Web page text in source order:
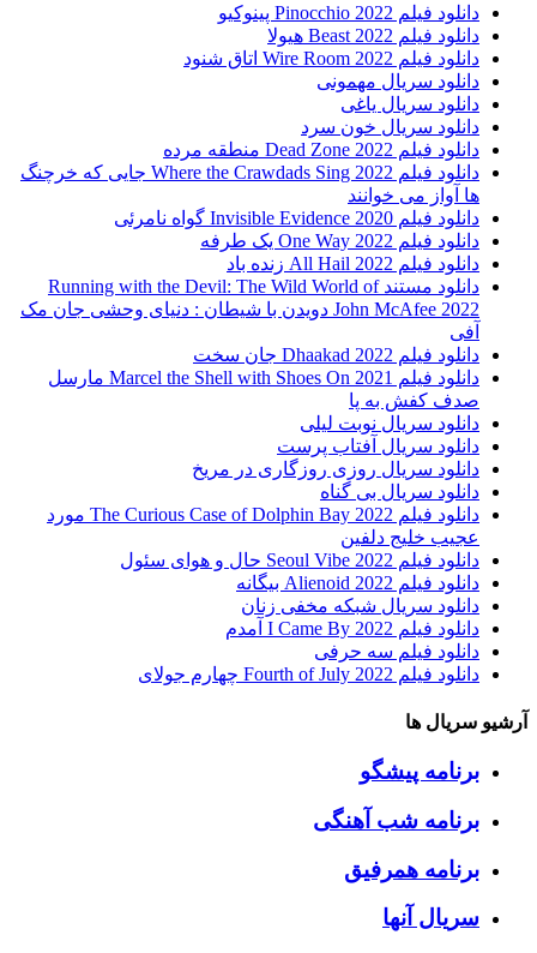
دانلود فیلم Pinocchio 2022 پینوکیو
دانلود فیلم Beast 2022 هیولا
دانلود فیلم Wire Room 2022 اتاق شنود
دانلود سریال مهمونی
دانلود سریال یاغی
دانلود سریال خون سرد
دانلود فیلم 2022 Dead Zone منطقه مرده
دانلود فیلم Where the Crawdads Sing 2022 جایی که خرچنگ
ها آواز می خوانند
دانلود فیلم 2020 Invisible Evidence گواه نامرئی
دانلود فیلم One Way 2022 یک طرفه
دانلود فیلم All Hail 2022 زنده باد
دانلود مستند Running with the Devil: The Wild World of
John McAfee 2022 دویدن با شیطان : دنیای وحشی جان مک
آفی
دانلود فیلم Dhaakad 2022 جان سخت
دانلود فیلم Marcel the Shell with Shoes On 2021 مارسل
صدف کفش به پا
دانلود سریال نوبت لیلی
دانلود سریال آفتاب پرست
دانلود سریال روزی روزگاری در مریخ
دانلود سریال بی گناه
دانلود فیلم The Curious Case of Dolphin Bay 2022 مورد
عجیب خلیج دلفین
دانلود فیلم Seoul Vibe 2022 حال و هوای سئول
دانلود فیلم Alienoid 2022 بیگانه
دانلود سریال شبکه مخفی زنان
دانلود فیلم I Came By 2022 آمدم
دانلود فیلم سه حرفی
دانلود فیلم Fourth of July 2022 چهارم جولای
آرشیو سریال ها
برنامه پیشگو
برنامه شب آهنگی
برنامه همرفیق
سریال آنها